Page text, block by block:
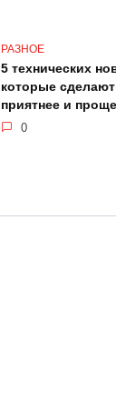
РАЗНОЕ
5 технических
которые
приятнее и проще
0